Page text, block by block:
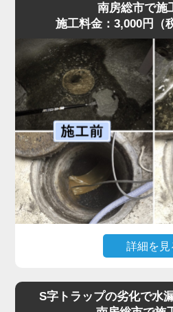
弊社のスタッフが最短即日で伺
字トラップ奥まで入り込み、圧
して管を完全に塞いでいました。
異物落下は無理に取り出そうと
でしまうため、状況に応じて慎
今回はトラップを外し、油脂と
たうえで、内部洗浄を行い再発
分ほどで完了しました。
「明朗会計で安心して依頼できた
います。異物が落ちた場合は自分
達人へご相談ください。
南房総市で
施工料金：3,000円（
詳細を見
た」との依頼で水道の達人が急
S字トラップの劣化で水